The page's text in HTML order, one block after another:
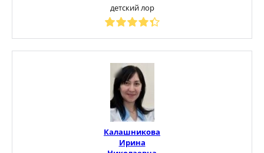
детский лор
Калашникова
Ирина